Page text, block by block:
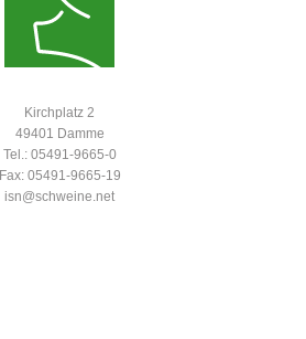
Kirchplatz 2
49401 Damme
Tel.: 05491-9665-0
Fax: 05491-9665-19
isn@schweine.net